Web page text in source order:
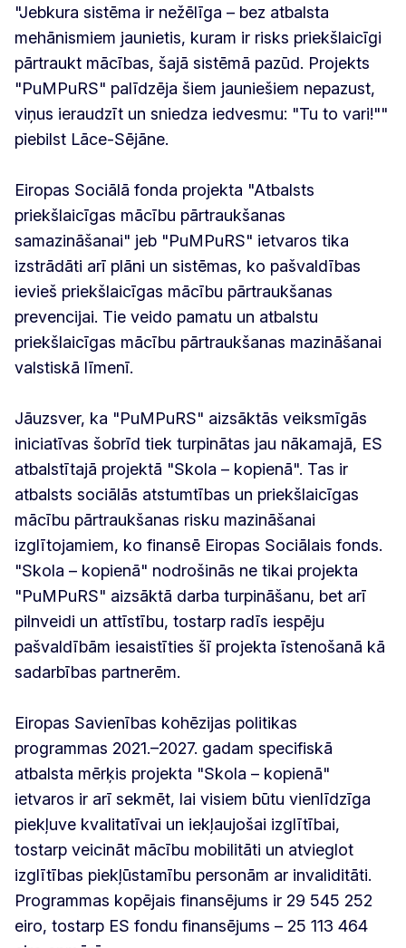
"Jebkura sistēma ir nežēlīga – bez atbalsta
mehānismiem jaunietis, kuram ir risks priekšlaicīgi
pārtraukt mācības, šajā sistēmā pazūd. Projekts
"PuMPuRS" palīdzēja šiem jauniešiem nepazust,
viņus ieraudzīt un sniedza iedvesmu: "Tu to vari!""
piebilst Lāce-Sējāne.
Eiropas Sociālā fonda projekta "Atbalsts
priekšlaicīgas mācību pārtraukšanas
samazināšanai" jeb "PuMPuRS" ietvaros tika
izstrādāti arī plāni un sistēmas, ko pašvaldības
ievieš priekšlaicīgas mācību pārtraukšanas
prevencijai. Tie veido pamatu un atbalstu
priekšlaicīgas mācību pārtraukšanas mazināšanai
valstiskā līmenī.
Jāuzsver, ka "PuMPuRS" aizsāktās veiksmīgās
iniciatīvas šobrīd tiek turpinātas jau nākamajā, ES
atbalstītajā projektā "Skola – kopienā". Tas ir
atbalsts sociālās atstumtības un priekšlaicīgas
mācību pārtraukšanas risku mazināšanai
izglītojamiem, ko finansē Eiropas Sociālais fonds.
"Skola – kopienā" nodrošinās ne tikai projekta
"PuMPuRS" aizsāktā darba turpināšanu, bet arī
pilnveidi un attīstību, tostarp radīs iespēju
pašvaldībām iesaistīties šī projekta īstenošanā kā
sadarbības partnerēm.
Eiropas Savienības kohēzijas politikas
programmas 2021.–2027. gadam specifiskā
atbalsta mērķis projekta "Skola – kopienā"
ietvaros ir arī sekmēt, lai visiem būtu vienlīdzīga
piekļuve kvalitatīvai un iekļaujošai izglītībai,
tostarp veicināt mācību mobilitāti un atvieglot
izglītības piekļūstamību personām ar invaliditāti.
Programmas kopējais finansējums ir 29 545 252
eiro, tostarp ES fondu finansējums – 25 113 464